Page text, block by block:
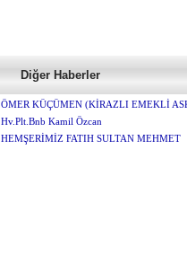
Diğer Haberler
ÖMER KÜÇÜMEN (KİRAZLI EMEKLİ
Hv.Plt.Bnb Kamil Özcan
HEMŞERİMİZ FATIH SULTAN MEHMET